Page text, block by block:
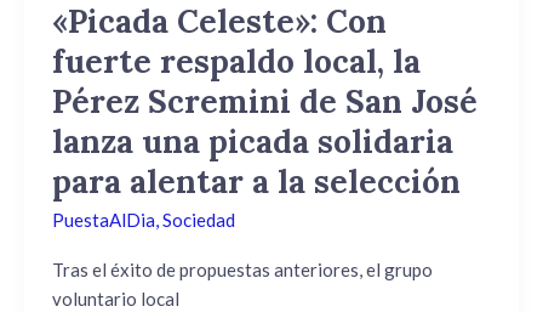
«Picada Celeste»: Con
fuerte respaldo local, la
Pérez Scremini de San José
lanza una picada solidaria
para alentar a la selección
PuestaAlDia,Sociedad
Tras el éxito de propuestas anteriores, el grupo
voluntario local
San
José
lanza
una
picada
solidaria
para
a
la